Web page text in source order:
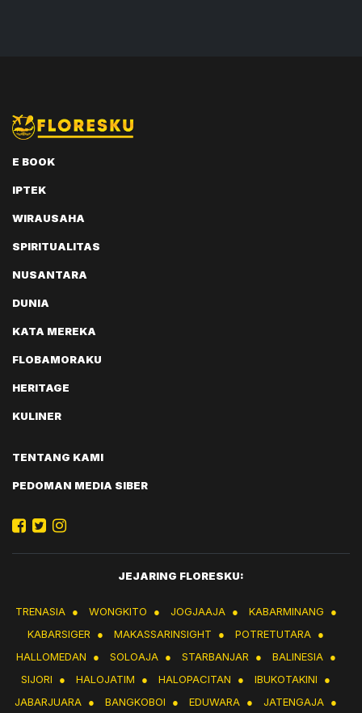
E BOOK
IPTEK
WIRAUSAHA
SPIRITUALITAS
NUSANTARA
DUNIA
KATA MEREKA
FLOBAMORAKU
HERITAGE
KULINER
TENTANG KAMI
PEDOMAN MEDIA SIBER
JEJARING FLORESKU:
TRENASIA ● WONGKITO ● JOGJAAJA ● KABARMINANG
●
KABARSIGER
● MAKASSARINSIGHT ● POTRETUTARA ●
HALLOMEDAN
● SOLOAJA ● STARBANJAR ● BALINESIA ●
SIJORI
● HALOJATIM ● HALOPACITAN ● IBUKOTAKINI
●
JABARJUARA ● BANGKOBOI ● EDUWARA ● JATENGAJA ●